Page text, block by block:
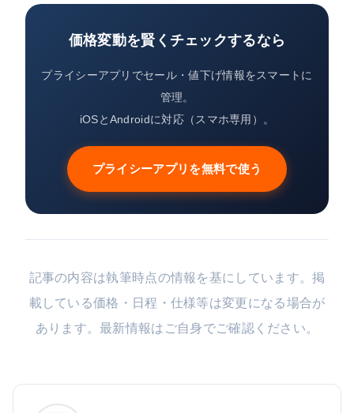
価格変動を賢くチェックするなら
プライシーアプリでセール・値下げ情報をスマートに
管理。
iOSとAndroidに対応（スマホ専用）。
プライシーアプリを無料で使う
記事の内容は執筆時点の情報を基にしています。掲
載している価格・日程・仕様等は変更になる場合が
あります。最新情報はご自身でご確認ください。